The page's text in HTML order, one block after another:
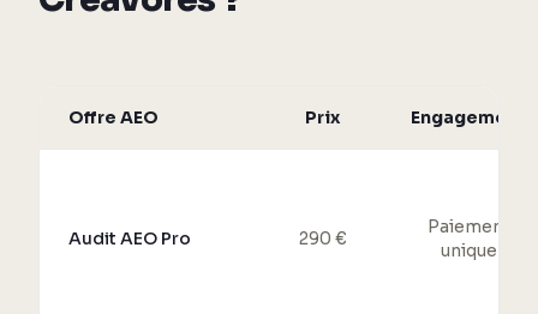
Offre AEO Prix Engagement
Audit AEO Pro 290 €
Paiement
unique